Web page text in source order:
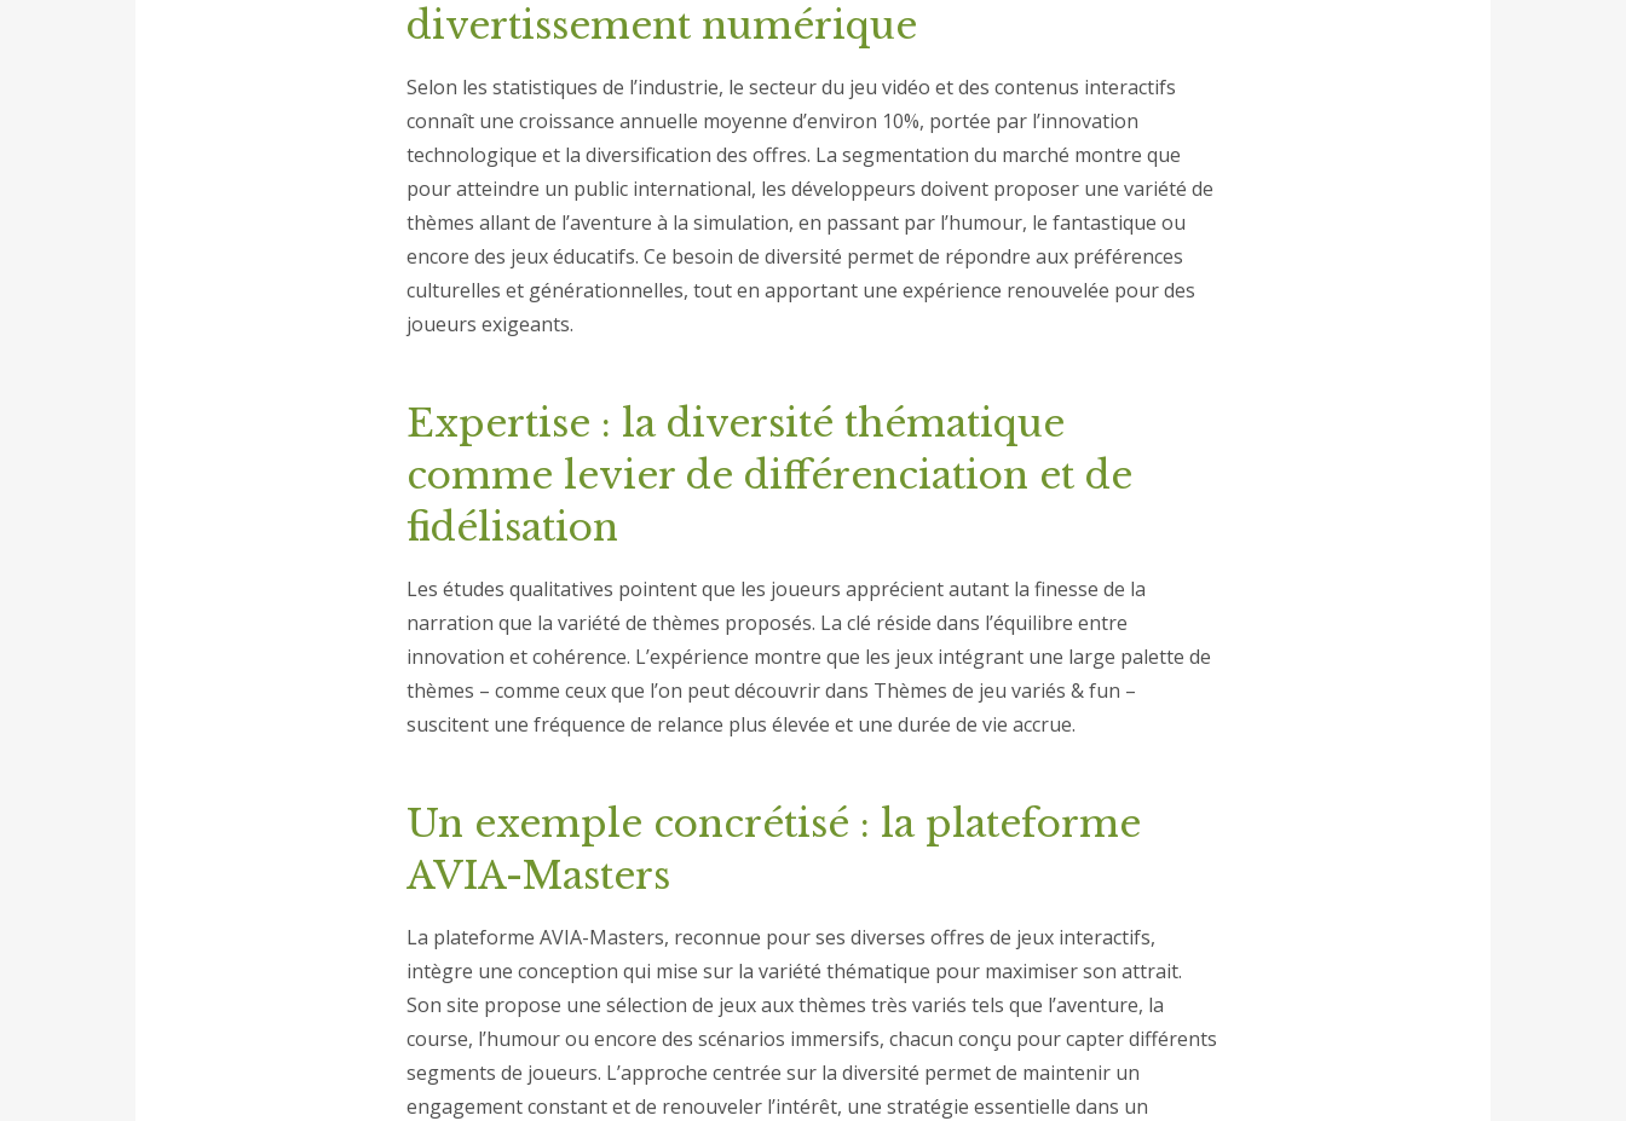
divertissement numérique
Selon les statistiques de l’industrie, le secteur du jeu vidéo et des contenus interactifs
connaît une croissance annuelle moyenne d’environ 10%, portée par l’innovation
technologique et la diversification des offres. La segmentation du marché montre que
pour atteindre un public international, les développeurs doivent proposer une variété de
thèmes allant de l’aventure à la simulation, en passant par l’humour, le fantastique ou
encore des jeux éducatifs. Ce besoin de diversité permet de répondre aux préférences
culturelles et générationnelles, tout en apportant une expérience renouvelée pour des
joueurs exigeants.
Expertise : la diversité thématique
comme levier de différenciation et de
fidélisation
Les études qualitatives pointent que les joueurs apprécient autant la finesse de la
narration que la variété de thèmes proposés. La clé réside dans l’équilibre entre
innovation et cohérence. L’expérience montre que les jeux intégrant une large palette de
thèmes – comme ceux que l’on peut découvrir dans Thèmes de jeu variés & fun –
suscitent une fréquence de relance plus élevée et une durée de vie accrue.
Un exemple concrétisé : la plateforme
AVIA-Masters
La plateforme AVIA-Masters, reconnue pour ses diverses offres de jeux interactifs,
intègre une conception qui mise sur la variété thématique pour maximiser son attrait.
Son site propose une sélection de jeux aux thèmes très variés tels que l’aventure, la
course, l’humour ou encore des scénarios immersifs, chacun conçu pour capter différents
segments de joueurs. L’approche centrée sur la diversité permet de maintenir un
engagement constant et de renouveler l’intérêt, une stratégie essentielle dans un